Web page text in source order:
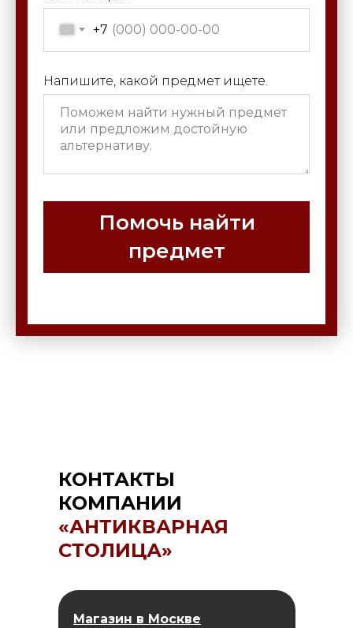
+7
Напишите, какой предмет ищете.
Помочь найти
предмет
КОНТАКТЫ
КОМПАНИИ
«АНТИКВАРНАЯ
СТОЛИЦА»
Магазин в Москве